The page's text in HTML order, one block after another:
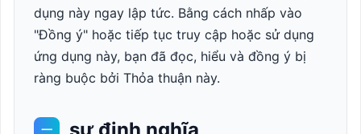
dụng này ngay lập tức. Bằng cách nhấp vào
"Đồng ý" hoặc tiếp tục truy cập hoặc sử dụng
ứng dụng này, bạn đã đọc, hiểu và đồng ý bị
ràng buộc bởi Thỏa thuận này.
一